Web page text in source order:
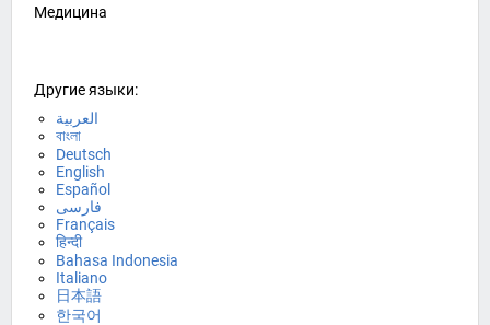
Медицина
Другие языки:
العربية
বাংলা
Deutsch
English
Español
فارسی
Français
हिन्दी
Bahasa Indonesia
Italiano
日本語
한국어